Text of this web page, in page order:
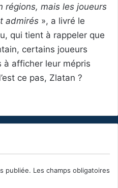
régions, mais les joueurs
admirés », a livré le
qui tient à rappeler que
certains joueurs
à afficher leur mépris
ce pas, Zlatan ?
publiée. Les champs obligatoires